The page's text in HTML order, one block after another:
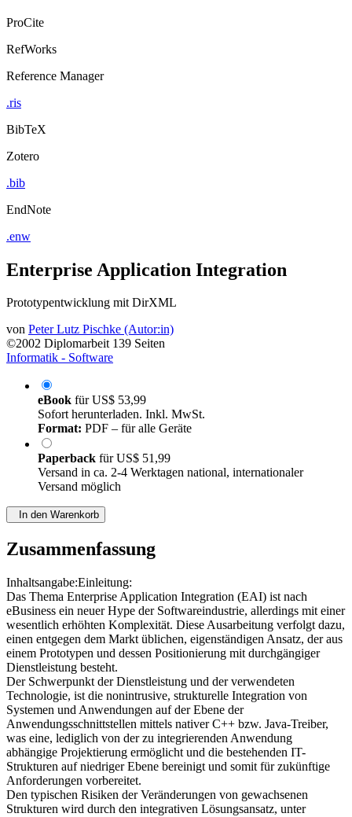
ProCite
RefWorks
Reference Manager
.ris
BibTeX
Zotero
.bib
EndNote
.enw
Enterprise Application Integration
Prototypentwicklung mit DirXML
von Peter Lutz Pischke (Autor:in)
©2002 Diplomarbeit 139 Seiten
Informatik - Software
eBook fürUS$ 53,99
Sofort herunterladen. Inkl. MwSt.
Format: PDF – für alle Geräte
Paperback fürUS$ 51,99
Versand in ca. 2-4 Werktagen national, internationaler
Versand möglich
In den Warenkorb
Zusammenfassung
Inhaltsangabe:Einleitung:
Das Thema Enterprise Application Integration (EAI) ist nach
eBusiness ein neuer Hype der Softwareindustrie, allerdings mit einer
wesentlich erhöhten Komplexität. Diese Ausarbeitung verfolgt dazu,
einen entgegen dem Markt üblichen, eigenständigen Ansatz, der aus
einem Prototypen und dessen Positionierung mit durchgängiger
Dienstleistung besteht.
Der Schwerpunkt der Dienstleistung und der verwendeten
Technologie, ist die nonintrusive, strukturelle Integration von
Systemen und Anwendungen auf der Ebene der
Anwendungsschnittstellen mittels nativer C++ bzw. Java-Treiber,
was eine, lediglich von der zu integrierenden Anwendung
abhängige Projektierung ermöglicht und die bestehenden IT-
Strukturen auf niedriger Ebene bereinigt und somit für zukünftige
Anforderungen vorbereitet.
Den typischen Risiken der Veränderungen von gewachsenen
Strukturen wird durch den integrativen Lösungsansatz, unter